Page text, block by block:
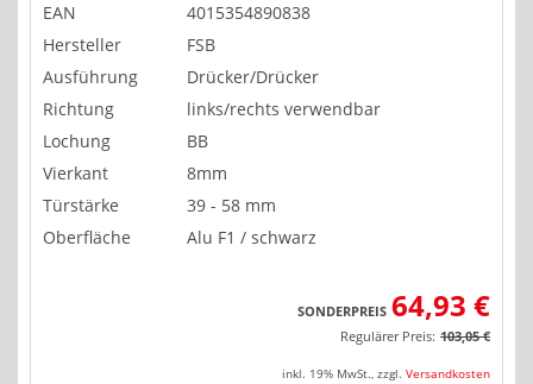
EAN
4015354890838
Hersteller
FSB
Ausführung
Drücker/Drücker
Richtung
links/rechts verwendbar
Lochung
BB
Vierkant
8mm
Türstärke
39 - 58 mm
Oberfläche
Alu F1 / schwarz
SONDERPREIS 64,93 €
Regulärer Preis: 103,05 €
inkl. 19% MwSt., zzgl. Versandkosten